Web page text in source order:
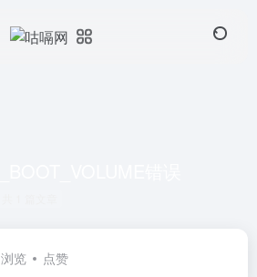
浏览 点赞